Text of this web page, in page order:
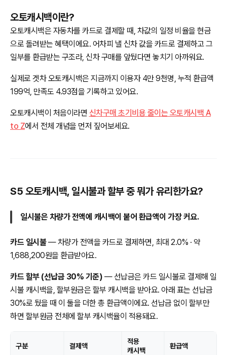
오토캐시백이란?
오토캐시백은 자동차를 카드로 결제할 때, 차값의 일정 비율을 현금
으로 돌려받는 혜택이에요. 어차피 낼 신차 값을 카드로 결제하고 그
일부를 환급받는 구조라, 신차 구매를 앞뒀다면 놓치기 아까워요.
실제로 겟차 오토캐시백은 지금까지 이용자 4만 9천명, 누적 환급액
199억, 만족도 4.93점을 기록하고 있어요.
오토캐시백이 처음이라면 신차구매 초기비용 줄이는 오토캐시백 A
to Z에서 전체 개념을 먼저 짚어보세요.
S5 오토캐시백, 일시불과 할부 중 뭐가 유리한가요?
일시불은 차량가 전액에 캐시백이 붙어 환급액이 가장 커요.
카드 일시불— 차량가 전액을 카드로 결제하면, 최대 2.0% · 약
1,688,200원을 환급받아요.
카드 할부 (선납금 30% 기준) — 선납금은 카드 일시불로 결제해 일
시불 캐시백을, 할부원금은 할부 캐시백을 받아요. 아래 표는 선납금
30%로 뒀을 때 이 둘을 더한 총 환급액이에요. 선납금 없이 할부만
하면 할부원금 전체에 할부 캐시백율이 적용돼요.
구분 결제액
적용
캐시백
환급액